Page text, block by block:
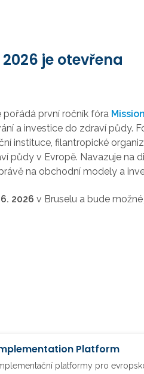
je otevřena
pořádá první ročník fóra
a investice do zdraví půdy.
instituce, filantropické
půdy v Evropě. Navazuje na
na obchodní modely a
2026 v Bruselu a bude
Platform
platformy pro